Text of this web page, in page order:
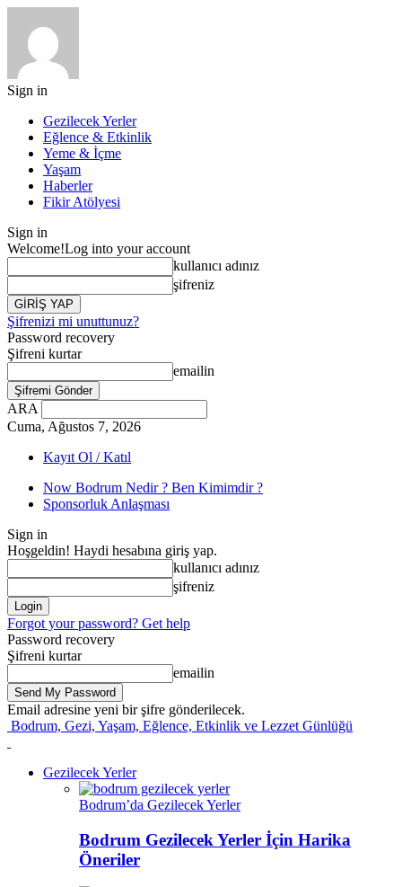
Sign in
Gezilecek Yerler
Eğlence & Etkinlik
Yeme & İçme
Yaşam
Haberler
Fikir Atölyesi
Sign in
Welcome!Log into your account
kullanıcı adınız
şifreniz
Şifrenizi mi unuttunuz?
Password recovery
Şifreni kurtar
emailin
ARA
Cuma, Ağustos 7, 2026
Kayıt Ol / Katıl
Now Bodrum Nedir ? Ben Kimimdir ?
Sponsorluk Anlaşması
Sign in
Hoşgeldin! Haydi hesabına giriş yap.
kullanıcı adınız
şifreniz
Forgot your password? Get help
Password recovery
Şifreni kurtar
emailin
Email adresine yeni bir şifre gönderilecek.
Bodrum, Gezi, Yaşam, Eğlence, Etkinlik ve Lezzet Günlüğü
Gezilecek Yerler
Bodrum’da Gezilecek Yerler
Bodrum Gezilecek Yerler İçin Harika
Öneriler